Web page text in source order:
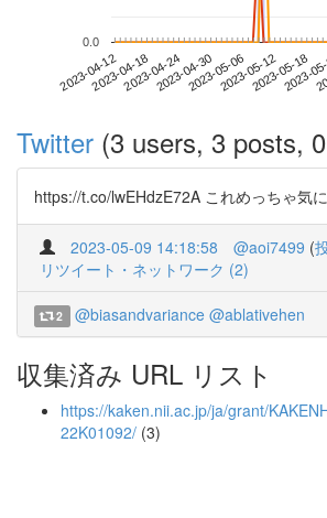
2023-04-122023-04-182023-04-242023-04-302023-05-062023-05-122023-05-18
2023-
0.0
Twitter (3 users, 3 posts,
https://t.co/lwEHdzE72A これめっちゃ気
2023-05-09 14:18:58 @aoi7499 (
リツイート・ネットワーク (2)
2 @biasandvariance @ablativehen
収集済み URL リスト
https://kaken.nii.ac.jp/ja/grant/
22K01092/ (3)